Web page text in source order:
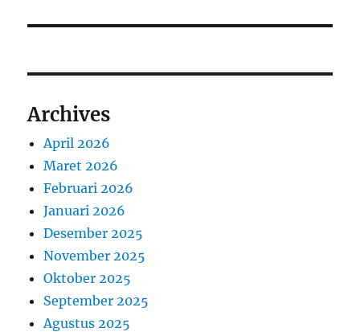
Archives
April 2026
Maret 2026
Februari 2026
Januari 2026
Desember 2025
November 2025
Oktober 2025
September 2025
Agustus 2025